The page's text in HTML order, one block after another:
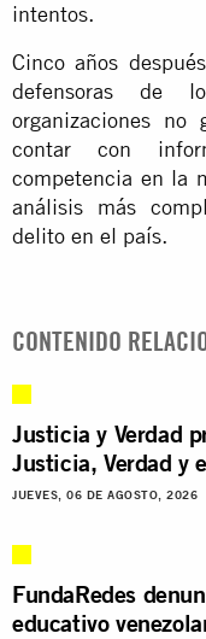
intentos.
Cinco años
defensoras de
organizaciones no
contar con
competencia en la
análisis más
delito en el país.
CONTENIDO
Justicia y Verdad
Justicia, Verdad y
JUEVES, 06 DE AGOSTO, 2026
FundaRedes
educativo